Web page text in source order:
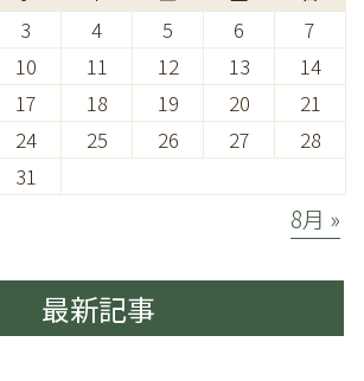
3 4 5 6
7
10 11 12 13
14
17 18 19 20
21
24 25 26 27
28
31
8月 »
最新記事